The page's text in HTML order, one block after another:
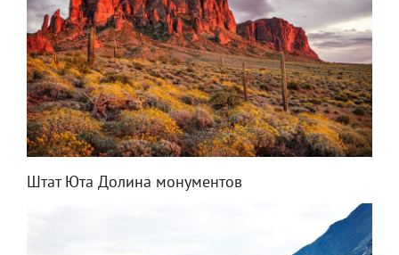
Штат Юта Долина монументов